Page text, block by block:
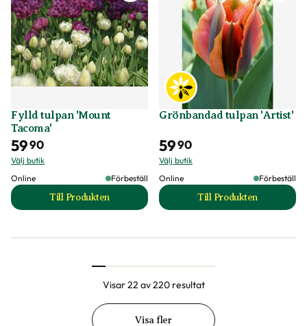
Fylld tulpan 'Mount
Tacoma'
5990
Välj butik
Online
Förbeställ
Till Produkten
till Fylld tulpan 'Mount Tacoma' produktsida
Grönbandad tulpan 'Artist'
5990
Välj butik
Online
Förbeställ
Till Produkten
till Grönbandad
Visar 22 av 220 resultat
Visa fler